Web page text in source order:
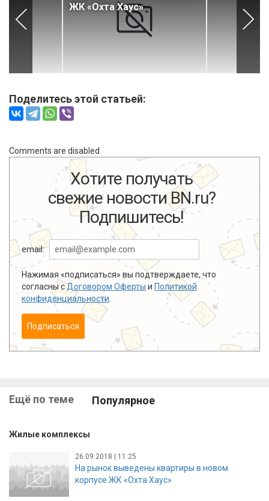
ЖК «Охта Хаус»
Поделитесь этой статьей:
Comments are disabled
Хотите получать
свежие новости BN.ru?
Подпишитесь!
email:
Нажимая «подписаться» вы подтверждаете, что
согласны сДоговором Оферты и Политикой
конфиденциальности
Подписаться
Ещё по теме Популярное
Жилые комплексы
26.09.2018 | 11:25
На рынок выведены квартиры в новом
корпусе ЖК «Охта Хаус»